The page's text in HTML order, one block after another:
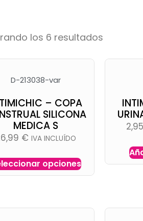
los 6 resultados
D-213038-var
– COPA
SILICONA
MEDICA S
€ IVA INCLUÍDO
opciones
2,95